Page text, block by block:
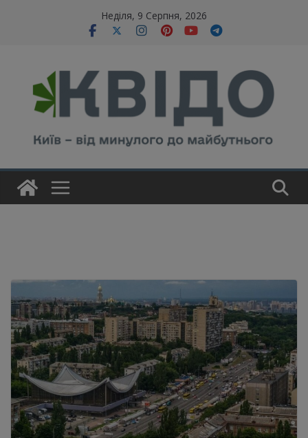
Неділя, 9 Серпня, 2026
modal-check